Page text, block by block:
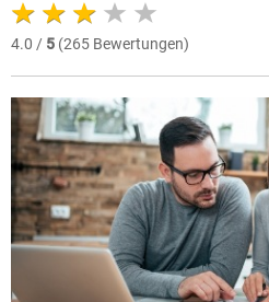
4.0 / 5 (265 Bewertungen)